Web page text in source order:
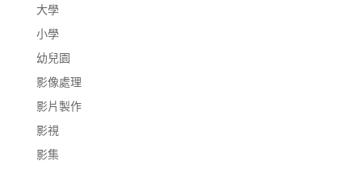
大學
小學
幼兒園
影像處理
影片製作
影視
影集